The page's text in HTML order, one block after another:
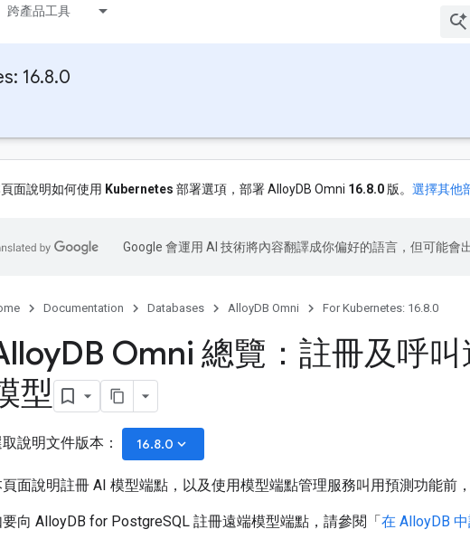
跨產品工具
16.8.0
面說明如何使用 Kubernetes 部署選項，部署 AlloyDB Omni 16.8.0 版。 選擇其他
Google 會運用 AI 技術將內容翻譯成你偏好的語言，但可能會出
Documentation Databases AlloyDB Omni For Kubernetes: 16.8.0
DB Omni 總覽：註冊及呼叫
型
說明文件版本： 16.8.0 keyboard_arrow_down
面說明註冊 AI 模型端點，以及使用模型端點管理服務叫用預測功能前
向 AlloyDB for PostgreSQL 註冊遠端模型端點，請參閱「在 AlloyDB